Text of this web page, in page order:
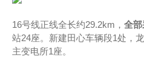
16号线正线全长约29.2km， 全
站24座。新建田心车辆段1处，
主变电所1座。